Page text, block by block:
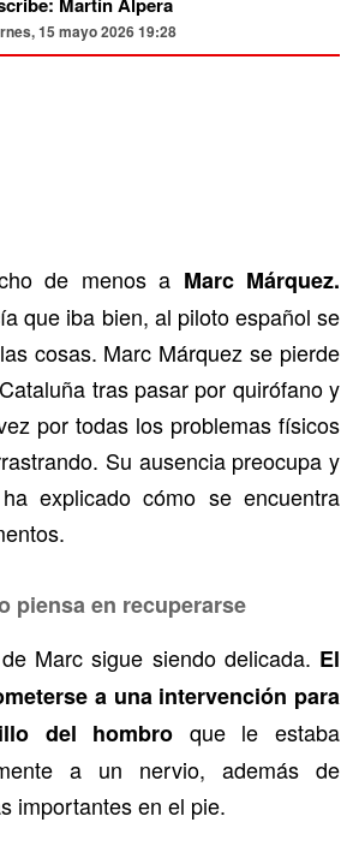
15 mayo 2026 19:28
de menos a Marc Márquez.
que iba bien, al piloto español se
cosas. Marc Márquez se pierde
tras pasar por quirófano y
por todas los problemas físicos
Su ausencia preocupa y
explicado cómo se encuentra
piensa en recuperarse
Marc sigue siendo delicada. El
a una intervención para
del hombro que le estaba
a un nervio, además de
importantes en el pie.